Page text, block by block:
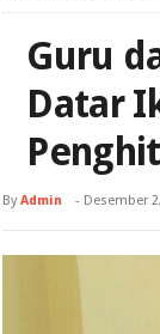
Guru
Datar
ByAdmin - Desember